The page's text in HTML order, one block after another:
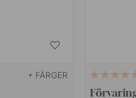
+ FÄRGER